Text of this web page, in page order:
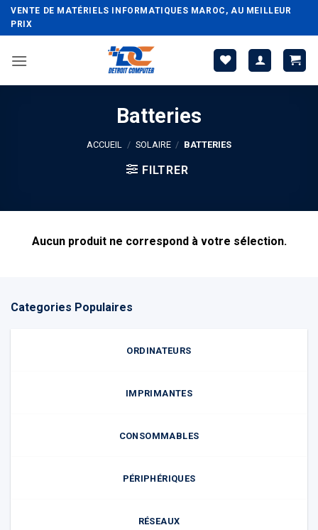
Passer
au
VENTE DE MATÉRIELS INFORMATIQUES MAROC, AU MEILLEUR
PRIX
Batteries
ACCUEIL / SOLAIRE / BATTERIES
FILTRER
Aucun produit ne correspond à votre sélection.
Categories Populaires
ORDINATEURS
IMPRIMANTES
CONSOMMABLES
PÉRIPHÉRIQUES
RÉSEAUX